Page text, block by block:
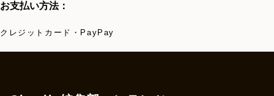
お支払い方法：
クレジットカード・PayPay